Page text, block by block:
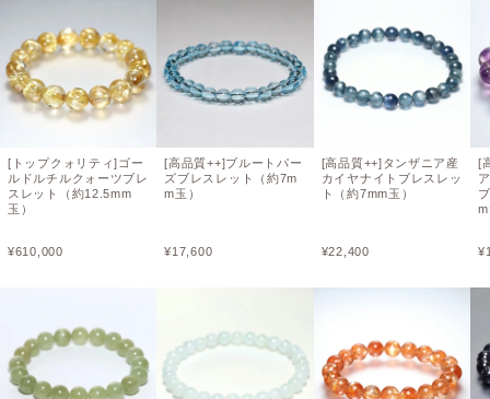
[トップクォリティ]ゴー
ルドルチルクォーツブレ
スレット（約12.5mm
玉）
¥610,000
[高品質++]ブルートパー
ズブレスレット（約7m
m玉）
¥17,600
[高品質++]タンザニア産
カイヤナイトブレスレッ
ト（約7mm玉）
¥22,400
[
¥